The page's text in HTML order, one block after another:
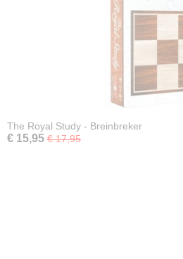
The Royal Study - Breinbreker
€ 15,95 € 17,95